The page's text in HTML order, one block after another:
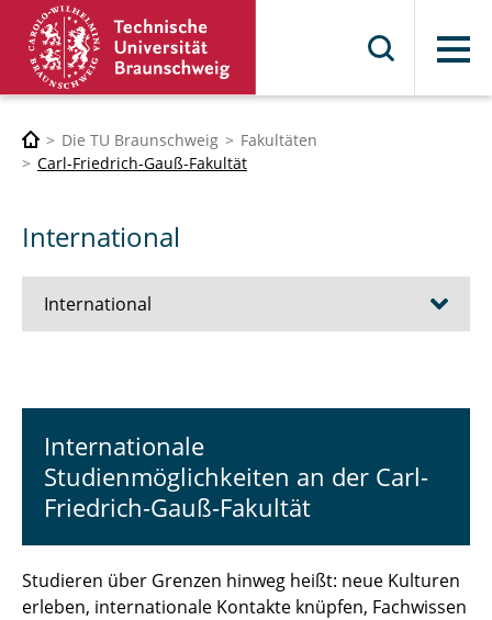
Menü
Die TU Braunschweig
Fakultäten
Carl-Friedrich-Gauß-Fakultät
International
International
Kooperationen mit Partneruniversitäten
Internationale
Studienmöglichkeiten an der Carl-
Friedrich-Gauß-Fakultät
Studieren über Grenzen hinweg heißt: neue Kulturen
erleben, internationale Kontakte knüpfen, Fachwissen